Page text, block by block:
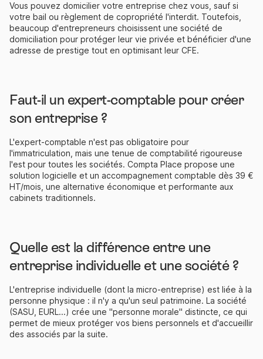
Vous pouvez domicilier votre entreprise chez vous, sauf si
votre bail ou règlement de copropriété l'interdit. Toutefois,
beaucoup d'entrepreneurs choisissent une société de
domiciliation pour protéger leur vie privée et bénéficier d'une
adresse de prestige tout en optimisant leur CFE.
Faut-il un expert-comptable pour créer
son entreprise ?
L'expert-comptable n'est pas obligatoire pour
l'immatriculation, mais une tenue de comptabilité rigoureuse
l'est pour toutes les sociétés. Compta Place propose une
solution logicielle et un accompagnement comptable dès 39 €
HT/mois, une alternative économique et performante aux
cabinets traditionnels.
Quelle est la différence entre une
entreprise individuelle et une société ?
L'entreprise individuelle (dont la micro-entreprise) est liée à la
personne physique : il n'y a qu'un seul patrimoine. La société
(SASU, EURL...) crée une "personne morale" distincte, ce qui
permet de mieux protéger vos biens personnels et d'accueillir
des associés par la suite.